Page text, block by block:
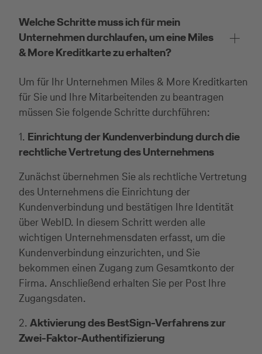
Welche Schritte muss ich für mein
Unternehmen durchlaufen, um eine Miles
& More Kreditkarte zu erhalten?
Um für Ihr Unternehmen Miles & More Kreditkarten
für Sie und Ihre Mitarbeitenden zu beantragen
müssen Sie folgende Schritte durchführen:
1. Einrichtung der Kundenverbindung durch die
rechtliche Vertretung des Unternehmens
Zunächst übernehmen Sie als rechtliche Vertretung
des Unternehmens die Einrichtung der
Kundenverbindung und bestätigen Ihre Identität
über WebID. In diesem Schritt werden alle
wichtigen Unternehmensdaten erfasst, um die
Kundenverbindung einzurichten, und Sie
bekommen einen Zugang zum Gesamtkonto der
Firma. Anschließend erhalten Sie per Post Ihre
Zugangsdaten.
2. Aktivierung des BestSign-Verfahrens zur
Zwei-Faktor-Authentifizierung